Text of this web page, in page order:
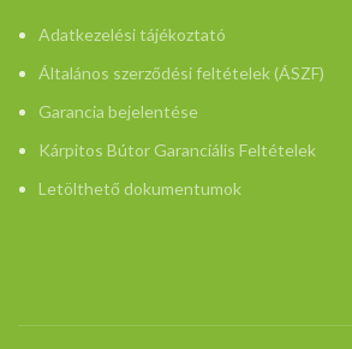
Adatkezelési tájékoztató
Általános szerződési feltételek (ÁSZF)
Garancia bejelentése
Kárpitos Bútor Garanciális Feltételek
Letölthető dokumentumok